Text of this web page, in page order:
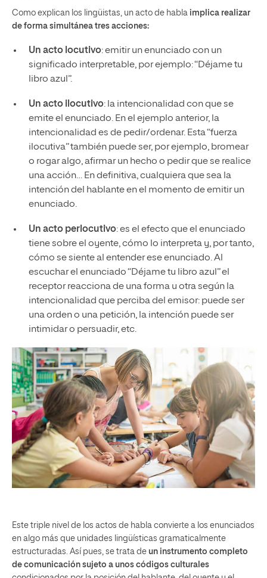
Como explican los lingüistas, un acto de habla implica realizar
de forma simultánea tres acciones:
Un acto locutivo: emitir un enunciado con un
significado interpretable, por ejemplo: “Déjame tu
libro azul”.
Un acto ilocutivo: la intencionalidad con que se
emite el enunciado. En el ejemplo anterior, la
intencionalidad es de pedir/ordenar. Esta “fuerza
ilocutiva” también puede ser, por ejemplo, bromear
o rogar algo, afirmar un hecho o pedir que se realice
una acción… En definitiva, cualquiera que sea la
intención del hablante en el momento de emitir un
enunciado.
Un acto perlocutivo: es el efecto que el enunciado
tiene sobre el oyente, cómo lo interpreta y, por tanto,
cómo se siente al entender ese enunciado. Al
escuchar el enunciado “Déjame tu libro azul” el
receptor reacciona de una forma u otra según la
intencionalidad que perciba del emisor: puede ser
una orden o una petición, la intención puede ser
intimidar o persuadir, etc.
Este triple nivel de los actos de habla convierte a los enunciados
en algo más que unidades lingüísticas gramaticalmente
estructuradas. Así pues, se trata de un instrumento completo
de comunicación sujeto a unos códigos culturales